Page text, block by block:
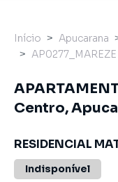
Início Apucarana
AP0277_MAREZE
Centro,
RESIDENCIAL
Indisponível